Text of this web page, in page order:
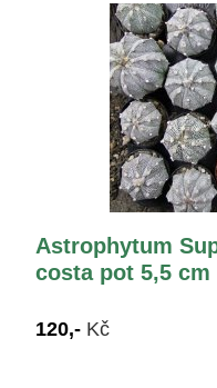
Astrophytum
costa pot 5,5 cm
120,- Kč